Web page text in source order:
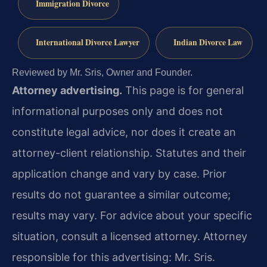
Immigration Divorce
International Divorce Lawyer Indian Divorce Law
Reviewed by Mr. Sris, Owner and Founder.
Attorney advertising. This page is for general
informational purposes only and does not
constitute legal advice, nor does it create an
attorney-client relationship. Statutes and their
application change and vary by case. Prior
results do not guarantee a similar outcome;
results may vary. For advice about your specific
situation, consult a licensed attorney. Attorney
responsible for this advertising: Mr. Sris.